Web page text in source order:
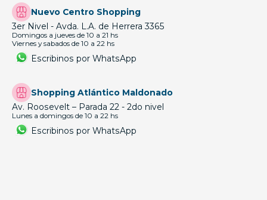
Nuevo Centro Shopping
3er Nivel - Avda. L.A. de Herrera 3365
Domingos a jueves de 10 a 21 hs
Viernes y sabados de 10 a 22 hs
Escribinos por WhatsApp
Shopping Atlántico Maldonado
Av. Roosevelt – Parada 22 - 2do nivel
Lunes a domingos de 10 a 22 hs
Escribinos por WhatsApp